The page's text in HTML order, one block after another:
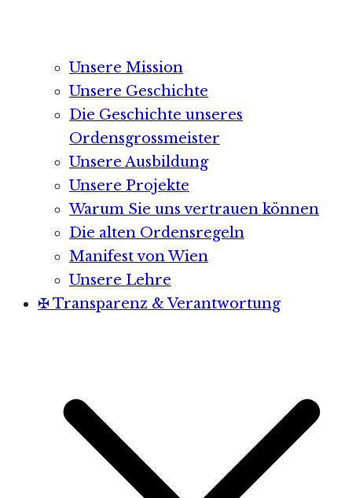
Unsere Mission
Unsere Geschichte
Die Geschichte unseres
Ordensgrossmeister
Unsere Ausbildung
Unsere Projekte
Warum Sie uns vertrauen können
Die alten Ordensregeln
Manifest von Wien
Unsere Lehre
✠ Transparenz & Verantwortung